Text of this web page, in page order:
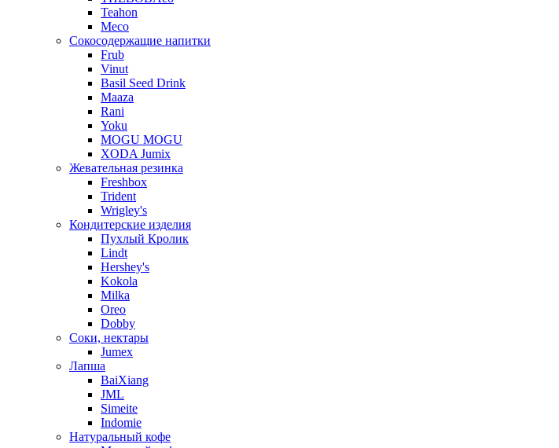
Teahon
Meco
Сокосодержащие напитки
Frub
Vinut
Basil Seed Drink
Maaza
Rani
Yoku
MOGU MOGU
XODA Jumix
Жевательная резинка
Freshbox
Trident
Wrigley's
Кондитерские изделия
Пухлый Кролик
Lindt
Hershey's
Kokola
Milka
Oreo
Dobby
Соки, нектары
Jumex
Лапша
BaiXiang
JML
Simeite
Indomie
Натуральный кофе